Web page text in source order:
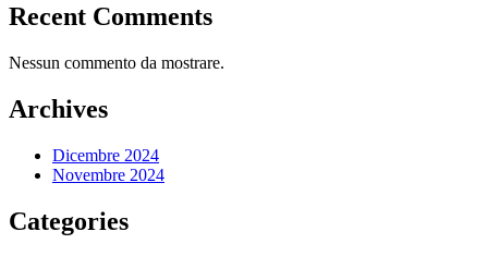
Recent Comments
Nessun commento da mostrare.
Archives
Dicembre 2024
Novembre 2024
Categories